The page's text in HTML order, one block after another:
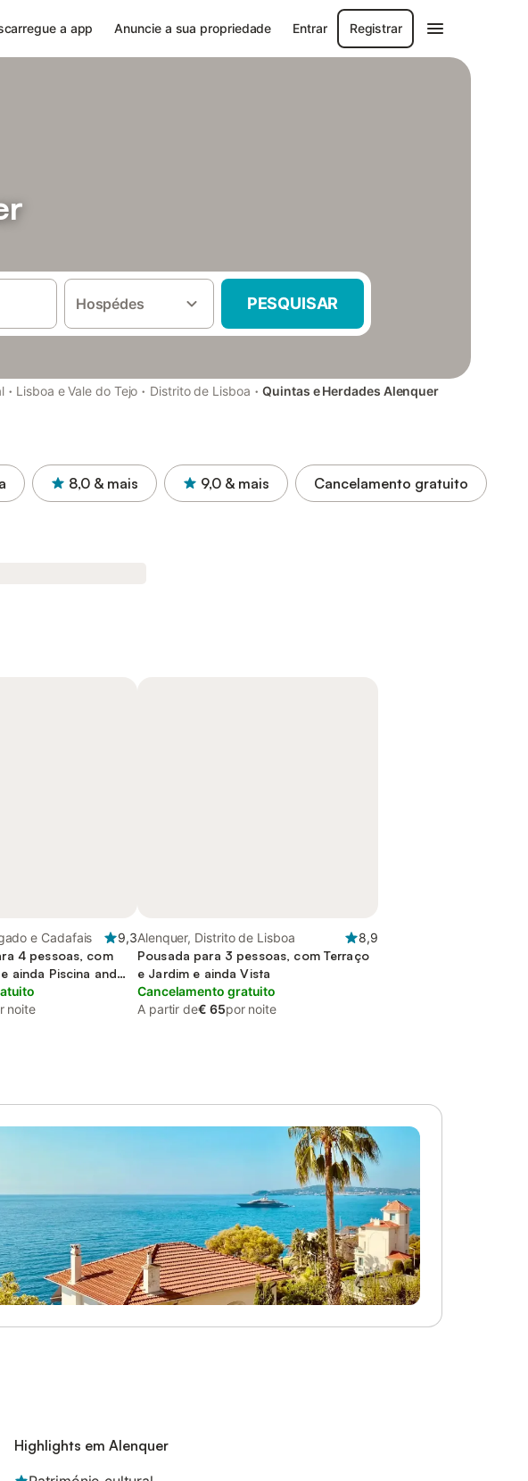
a app Anuncie a sua propriedade Entrar Registrar
Hospédes PESQUISAR
· Lisboa e Vale do Tejo · Distrito de Lisboa · Quintas e Herdades Alenquer
8,0 & mais 9,0 & mais Cancelamento gratuito
e Cadafais
9,3
4 pessoas, com
ainda Piscina and
noite
Alenquer, Distrito de Lisboa
8,9
Pousada para 3 pessoas, com Terraço
e Jardim e ainda Vista
Cancelamento gratuito
A partir de€ 65por noite
Highlights em Alenquer